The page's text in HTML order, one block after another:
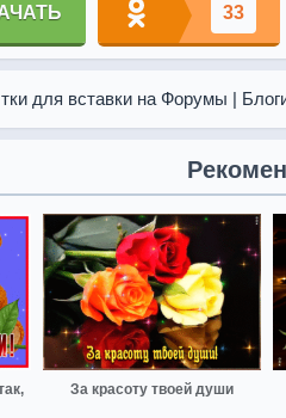
33
для вставки на Форумы |
За красоту твоей души